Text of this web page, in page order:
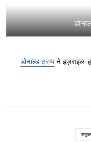
डोनाल्ड ट्रम्पने इज़राइल-